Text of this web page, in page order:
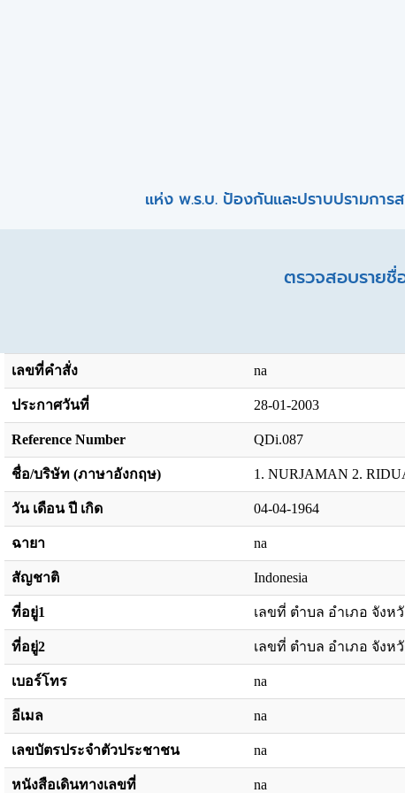
แห่ง พ.ร.บ. ป้องกันและปราบปรามกา
ตรวจสอบรายชื่
เลขที่คำสั่ง na
ประกาศวันที่ 28-01-2003
Reference Number QDi.087
ชื่อ/บริษัท (ภาษาอังกฤษ) 1. NURJAMAN 2.
วัน เดือน ปี เกิด 04-04-1964
ฉายา na
สัญชาติ Indonesia
ที่อยู่1 เลขที่ ตำบล อำเภอ จังห
ที่อยู่2 เลขที่ ตำบล อำเภอ จังห
เบอร์โทร na
อีเมล na
เลขบัตรประจำตัวประชาชน na
หนังสือเดินทางเลขที่ na